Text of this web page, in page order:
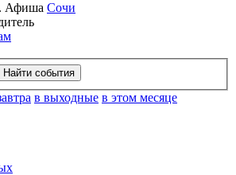
Афиша Сочи
в выходные в этом месяце